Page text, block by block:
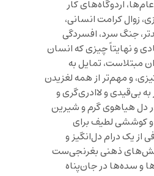
اردوگاه‌های کار
زوال کرامت انسانی،
جنگ سرد، افسردگی
و نهایتاً چیزی که انسان
مبتلاست، تمایل به
و مهم‌تر از همه لغزیدن
بی‌قیدی و لاادری‌گری و
دل هیاهوی گرم و شیرین
و کوششی لطیف برای
از یک درام دل‌انگیز و
ذهنی بغرنجی‌ست
و سده‌ها در جان‌پناه